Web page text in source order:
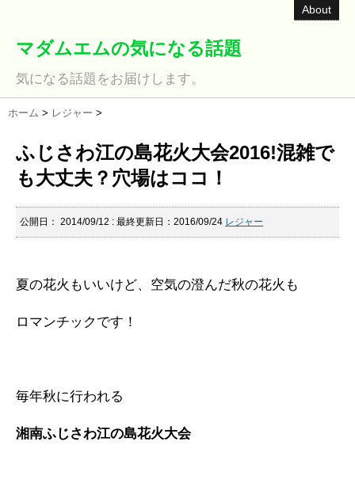
About
マダムエムの気になる話題
気になる話題をお届けします。
ホーム > レジャー >
ふじさわ江の島花火大会2016!混雑で
も大丈夫？穴場はココ！
公開日： 2014/09/12 : 最終更新日：2016/09/24 レジャー
夏の花火もいいけど、空気の澄んだ秋の花火も
ロマンチックです！
毎年秋に行われる
湘南ふじさわ江の島花火大会